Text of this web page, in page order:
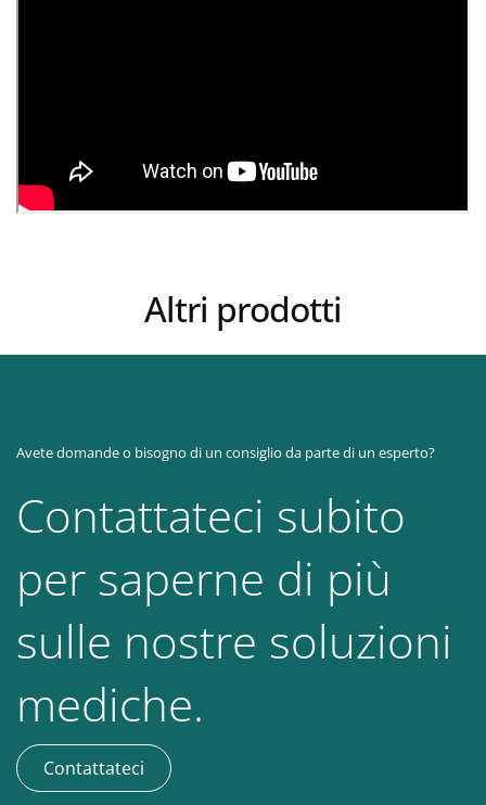
Altri prodotti
Avete domande o bisogno di un consiglio da parte di un esperto?
Contattateci subito
per saperne di più
sulle nostre soluzioni
mediche.
Contattateci